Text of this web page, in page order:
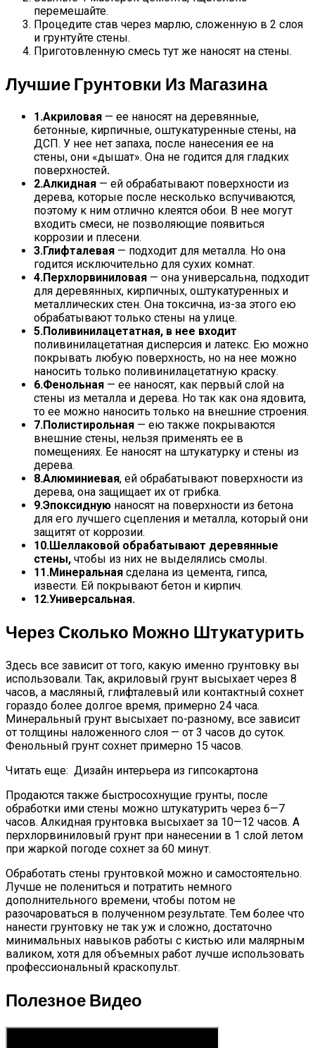
перемешайте.
Процедите став через марлю, сложенную в 2 слоя
и грунтуйте стены.
Приготовленную смесь тут же наносят на стены.
Лучшие Грунтовки Из Магазина
1.Акриловая — ее наносят на деревянные,
бетонные, кирпичные, оштукатуренные стены, на
ДСП. У нее нет запаха, после нанесения ее на
стены, они «дышат». Она не годится для гладких
поверхностей.
2.Алкидная — ей обрабатывают поверхности из
дерева, которые после несколько вспучиваются,
поэтому к ним отлично клеятся обои. В нее могут
входить смеси, не позволяющие появиться
коррозии и плесени.
3.Глифталевая — подходит для металла. Но она
годится исключительно для сухих комнат.
4.Перхлорвиниловая — она универсальна, подходит
для деревянных, кирпичных, оштукатуренных и
металлических стен. Она токсична, из-за этого ею
обрабатывают только стены на улице.
5.Поливинилацетатная, в нее входит
поливинилацетатная дисперсия и латекс. Ею можно
покрывать любую поверхность, но на нее можно
наносить только поливинилацетатную краску.
6.Фенольная — ее наносят, как первый слой на
стены из металла и дерева. Но так как она ядовита,
то ее можно наносить только на внешние строения.
7.Полистирольная — ею также покрываются
внешние стены, нельзя применять ее в
помещениях. Ее наносят на штукатурку и стены из
дерева.
8.Алюминиевая, ей обрабатывают поверхности из
дерева, она защищает их от грибка.
9.Эпоксидную наносят на поверхности из бетона
для его лучшего сцепления и металла, который они
защитят от коррозии.
10.Шеллаковой обрабатывают деревянные
стены, чтобы из них не выделялись смолы.
11.Минеральная сделана из цемента, гипса,
извести. Ей покрывают бетон и кирпич.
12.Универсальная.
Через Сколько Можно Штукатурить
Здесь все зависит от того, какую именно грунтовку вы
использовали. Так, акриловый грунт высыхает через 8
часов, а масляный, глифталевый или контактный сохнет
гораздо более долгое время, примерно 24 часа.
Минеральный грунт высыхает по-разному, все зависит
от толщины наложенного слоя — от 3 часов до суток.
Фенольный грунт сохнет примерно 15 часов.
Читать еще: Дизайн интерьера из гипсокартона
Продаются также быстросохнущие грунты, после
обработки ими стены можно штукатурить через 6—7
часов. Алкидная грунтовка высыхает за 10—12 часов. А
перхлорвиниловый грунт при нанесении в 1 слой летом
при жаркой погоде сохнет за 60 минут.
Обработать стены грунтовкой можно и самостоятельно.
Лучше не полениться и потратить немного
дополнительного времени, чтобы потом не
разочароваться в полученном результате. Тем более что
нанести грунтовку не так уж и сложно, достаточно
минимальных навыков работы с кистью или малярным
валиком, хотя для объемных работ лучше использовать
профессиональный краскопульт.
Полезное Видео